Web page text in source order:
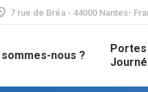
7 rue de Bréa - 44000 Nantes-
sommes-nous ?